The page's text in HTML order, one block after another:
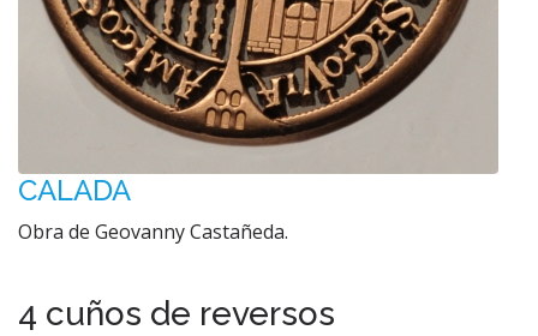
CALADA
Obra de Geovanny Castañeda.
4 cuños de reversos